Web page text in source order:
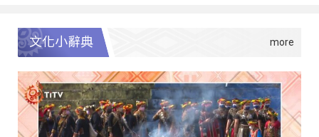
文化小辭典